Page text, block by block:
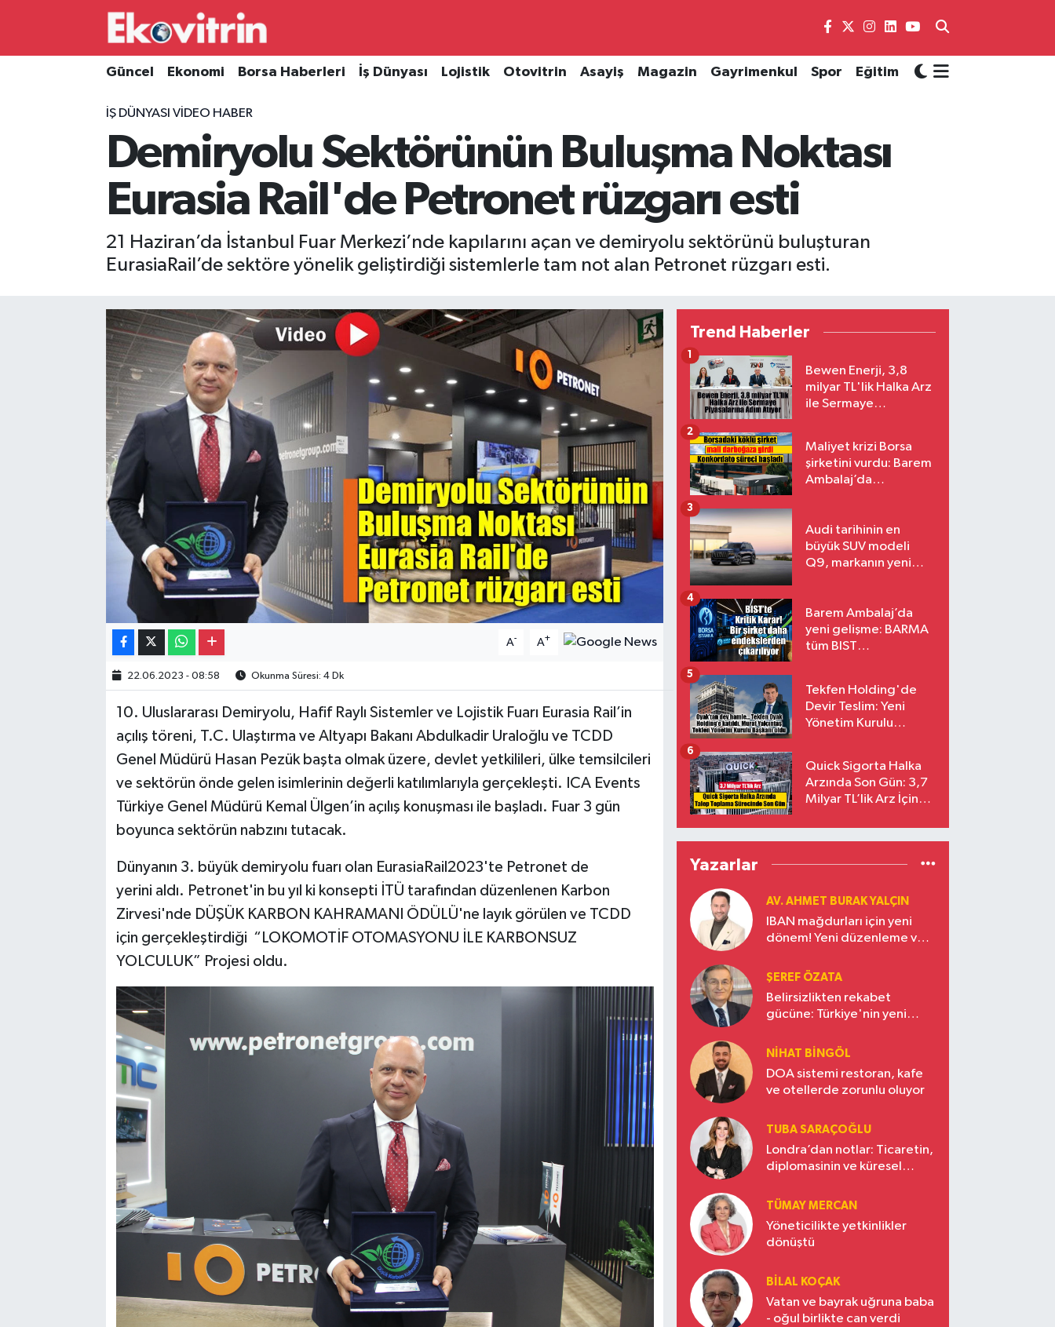
Güncel Ekonomi Borsa Haberleri İş Dünyası Lojistik Otovitrin Asayiş Magazin Gayrimenkul Spor Eğitim
İŞ DÜNYASI VIDEO HABER
Demiryolu Sektörünün Buluşma Noktası
Eurasia Rail'de Petronet rüzgarı esti
21 Haziran’da İstanbul Fuar Merkezi’nde kapılarını açan ve demiryolu sektörünü buluşturan
EurasiaRail’de sektöre yönelik geliştirdiği sistemlerle tam not alan Petronet rüzgarı esti.
A- A+
22.06.2023 - 08:58 Okunma Süresi: 4 Dk
10. Uluslararası Demiryolu, Hafif Raylı Sistemler ve Lojistik Fuarı Eurasia Rail’in
açılış töreni, T.C. Ulaştırma ve Altyapı Bakanı Abdulkadir Uraloğlu ve TCDD
Genel Müdürü Hasan Pezük başta olmak üzere, devlet yetkilileri, ülke temsilcileri
ve sektörün önde gelen isimlerinin değerli katılımlarıyla gerçekleşti. ICA Events
Türkiye Genel Müdürü Kemal Ülgen’in açılış konuşması ile başladı. Fuar 3 gün
boyunca sektörün nabzını tutacak.
Dünyanın 3. büyük demiryolu fuarı olan EurasiaRail2023'te Petronet de
yerini aldı. Petronet'in bu yıl ki konsepti İTÜ tarafından düzenlenen Karbon
Zirvesi'nde DÜŞÜK KARBON KAHRAMANI ÖDÜLÜ'ne layık görülen ve TCDD
için gerçekleştirdiği “LOKOMOTİF OTOMASYONU İLE KARBONSUZ
YOLCULUK” Projesi oldu.
Trend Haberler
Bewen Enerji, 3,8
milyar TL'lik Halka Arz
ile Sermaye
Maliyet krizi Borsa
şirketini vurdu: Barem
Ambalaj’da
2
Audi tarihinin en
büyük SUV modeli
Q9, markanın yeni
3
Barem Ambalaj’da
yeni gelişme: BARMA
tüm BIST
4
Tekfen Holding'de
Devir Teslim: Yeni
Yönetim Kurulu
5
Quick Sigorta Halka
Arzında Son Gün: 3,7
Milyar TL’lik Arz İçin
Eriyor
6
Yazarlar
AV. AHMET BURAK YALÇIN
IBAN mağdurları için yeni
dönem! Yeni düzenleme ve
ŞEREF ÖZATA
Belirsizlikten rekabet
gücüne: Türkiye'nin yeni
NIHAT BINGÖL
DOA sistemi restoran, kafe
ve otellerde zorunlu oluyor
TUBA SARAÇOĞLU
Londra’dan notlar: Ticaretin,
diplomasinin ve küresel
Türkiye’nin yükselen gücü
TÜMAY MERCAN
Yöneticilikte yetkinlikler
dönüştü
BILAL KOÇAK
Vatan ve bayrak uğruna baba
- oğul birlikte can verdi
Güncel
Borsa Haberleri
Gayrimenkul
Hava Durumu
Süper Lig Puan Durumu ve Fikstür
Tüm Manşetler
Son Dakika Haberleri
Haber Arşivi